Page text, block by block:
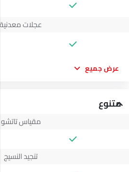
عجلات معدنية
عرض جميع
متنوع
مقياس تاتشو
تنجيد النسيج